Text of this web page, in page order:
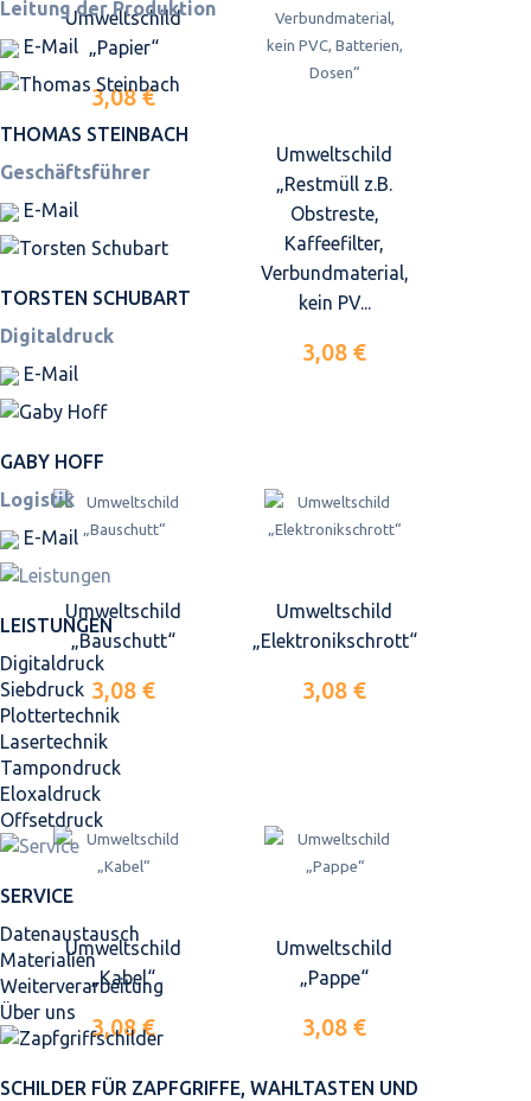
Leitung der Produktion
E-Mail
THOMAS STEINBACH
Geschäftsführer
E-Mail
TORSTEN SCHUBART
Digitaldruck
E-Mail
GABY HOFF
Logistik
E-Mail
LEISTUNGEN
Digitaldruck
Siebdruck
Plottertechnik
Lasertechnik
Tampondruck
Eloxaldruck
Offsetdruck
SERVICE
Datenaustausch
Materialien
Weiterverarbeitung
Über uns
SCHILDER FÜR ZAPFGRIFFE, WAHLTASTEN UND
Umweltschild
„Papier“
3,08 €
Umweltschild
„Restmüll z.B.
Obstreste,
Kaffeefilter,
Verbundmaterial,
kein PV...
3,08 €
Umweltschild
„Bauschutt“
3,08 €
Umweltschild
„Elektronikschrott“
3,08 €
Umweltschild
„Kabel“
3,08 €
Umweltschild
„Pappe“
3,08 €